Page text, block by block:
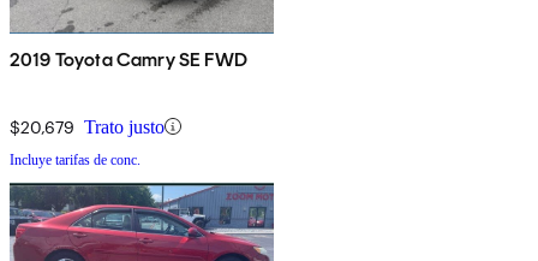
2019 Toyota Camry SE FWD
$20,679 Trato justo
Incluye tarifas de conc.